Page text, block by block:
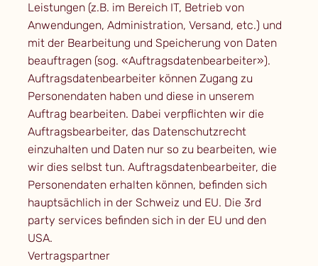
Leistungen (z.B. im Bereich IT, Betrieb von
Anwendungen, Administration, Versand, etc.) und
mit der Bearbeitung und Speicherung von Daten
beauftragen (sog. «Auftragsdatenbearbeiter»).
Auftragsdatenbearbeiter können Zugang zu
Personendaten haben und diese in unserem
Auftrag bearbeiten. Dabei verpflichten wir die
Auftragsbearbeiter, das Datenschutzrecht
einzuhalten und Daten nur so zu bearbeiten, wie
wir dies selbst tun. Auftragsdatenbearbeiter, die
Personendaten erhalten können, befinden sich
hauptsächlich in der Schweiz und EU. Die 3rd
party services befinden sich in der EU und den
USA.
Vertragspartner